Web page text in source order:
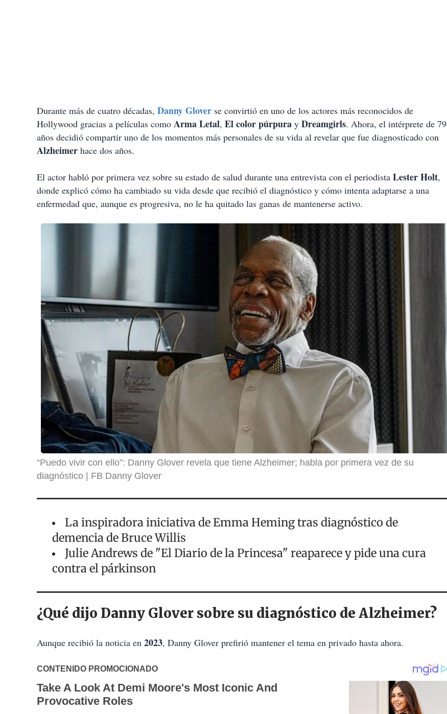
Durante más de cuatro décadas, Danny Glover se convirtió en uno de los actores más reconocidos de
Hollywood gracias a películas como Arma Letal, El color púrpura y Dreamgirls. Ahora, el intérprete de 79
años decidió compartir uno de los momentos más personales de su vida al revelar que fue diagnosticado con
Alzheimer hace dos años.
El actor habló por primera vez sobre su estado de salud durante una entrevista con el periodista Lester Holt,
donde explicó cómo ha cambiado su vida desde que recibió el diagnóstico y cómo intenta adaptarse a una
enfermedad que, aunque es progresiva, no le ha quitado las ganas de mantenerse activo.
“Puedo vivir con ello”: Danny Glover revela que tiene Alzheimer; habla por primera vez de su
diagnóstico
FB Danny Glover
La inspiradora iniciativa de Emma Heming tras diagnóstico de
demencia de Bruce Willis
Julie Andrews de "El Diario de la Princesa" reaparece y pide una cura
contra el párkinson
¿Qué dijo Danny Glover sobre su diagnóstico de Alzheimer?
Aunque recibió la noticia en 2023, Danny Glover prefirió mantener el tema en privado hasta ahora.